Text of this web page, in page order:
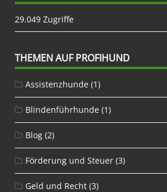
29.049 Zugriffe
THEMEN AUF PROFIHUND
Assistenzhunde (1)
Blindenführhunde (1)
Blog (2)
Förderung und Steuer (3)
Geld und Recht (3)